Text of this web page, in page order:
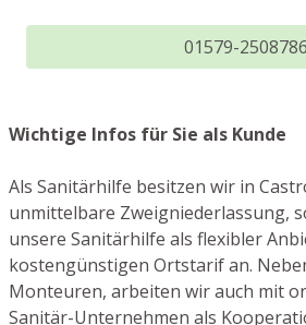
01579-2508786
Wichtige Infos für Sie als Kunde
Als Sanitärhilfe besitzen wir in
unmittelbare Zweigniederlassung,
unsere Sanitärhilfe als flexibler
kostengünstigen Ortstarif an.
Monteuren, arbeiten wir auch mit
Sanitär-Unternehmen als